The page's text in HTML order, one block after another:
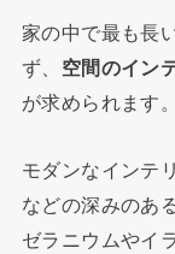
家の中で最も長
ず、 空間のイン
が求められます。
モダンなインテ
などの深みのあ
ゼラニウムやイ